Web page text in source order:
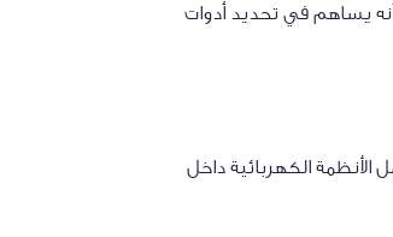
أنه يساهم في تحديد أدوات
الكهربائية داخل